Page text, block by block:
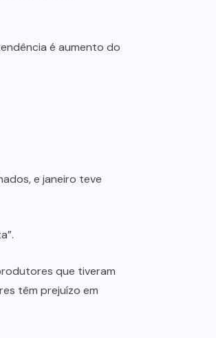
é aumento do
e janeiro teve
que tiveram
têm prejuízo em